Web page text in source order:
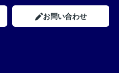
お問い合わせ